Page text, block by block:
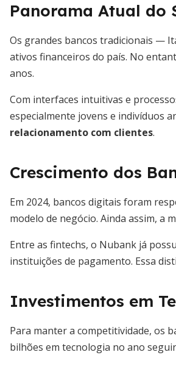
Panorama Atual do
Os grandes bancos tradicionais —
ativos financeiros do país. No
anos.
Com interfaces intuitivas e
especialmente jovens e indivíduos
relacionamento com clientes.
Crescimento dos
Em 2024, bancos digitais foram
modelo de negócio. Ainda assim, a
Entre as fintechs, o Nubank já
instituições de pagamento. Essa
Investimentos em
Para manter a competitividade, os
bilhões em tecnologia no ano